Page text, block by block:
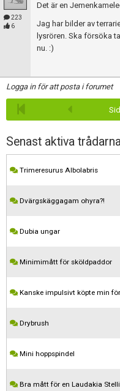
223
6
Det är en
Jag har bilder av
lysrören. Ska försöka
nu. :)
Logga in för att posta i forumet
Senast aktiva
Trimeresurus Albolabris
Dvärgskäggagam ohyra?!
Dubia ungar
Minimimått för sköldpaddor
Kanske impulsivt köpte min
Drybrush
Mini hoppspindel
Bra mått för en Laudakia